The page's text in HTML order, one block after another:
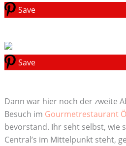
Save
Save
Dann war hier noch der zweite
Besuch im Gourmetrestaurant
bevorstand. Ihr seht selbst, wie
Central’s im Mittelpunkt steht,